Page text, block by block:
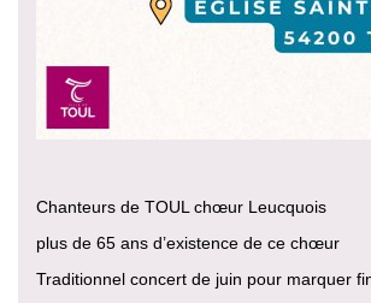
Chanteurs de TOUL chœur Leucquois
plus de 65 ans d’existence de ce chœur
Traditionnel concert de juin pour marquer